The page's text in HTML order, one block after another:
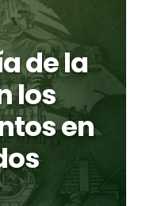
de la
los
en